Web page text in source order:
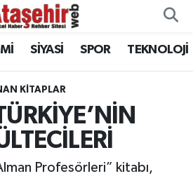
SİYASİ SPOR TEKNOLOJİ
KITAPLAR
Profesörleri” kitabı,
ve Fikstür